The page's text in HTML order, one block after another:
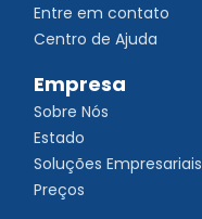
Entre em contato
Centro de Ajuda
Empresa
Sobre Nós
Estado
Soluções Empresariais
Preços